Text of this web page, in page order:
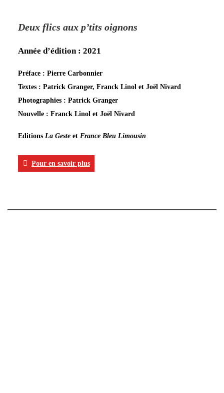
Deux flics aux p’tits oignons
Année d’édition : 2021
Préface : Pierre Carbonnier
Textes : Patrick Granger, Franck Linol et Joël Nivard
Photographies : Patrick Granger
Nouvelle : Franck Linol et Joël Nivard
Editions La Gesteet France Bleu Limousin
Pour en savoir plus